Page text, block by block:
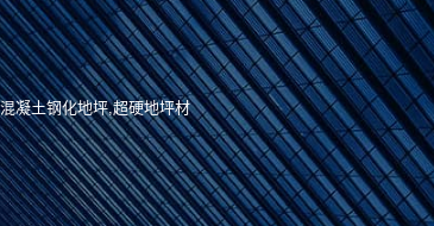
凝土钢化地坪,超硬地坪材